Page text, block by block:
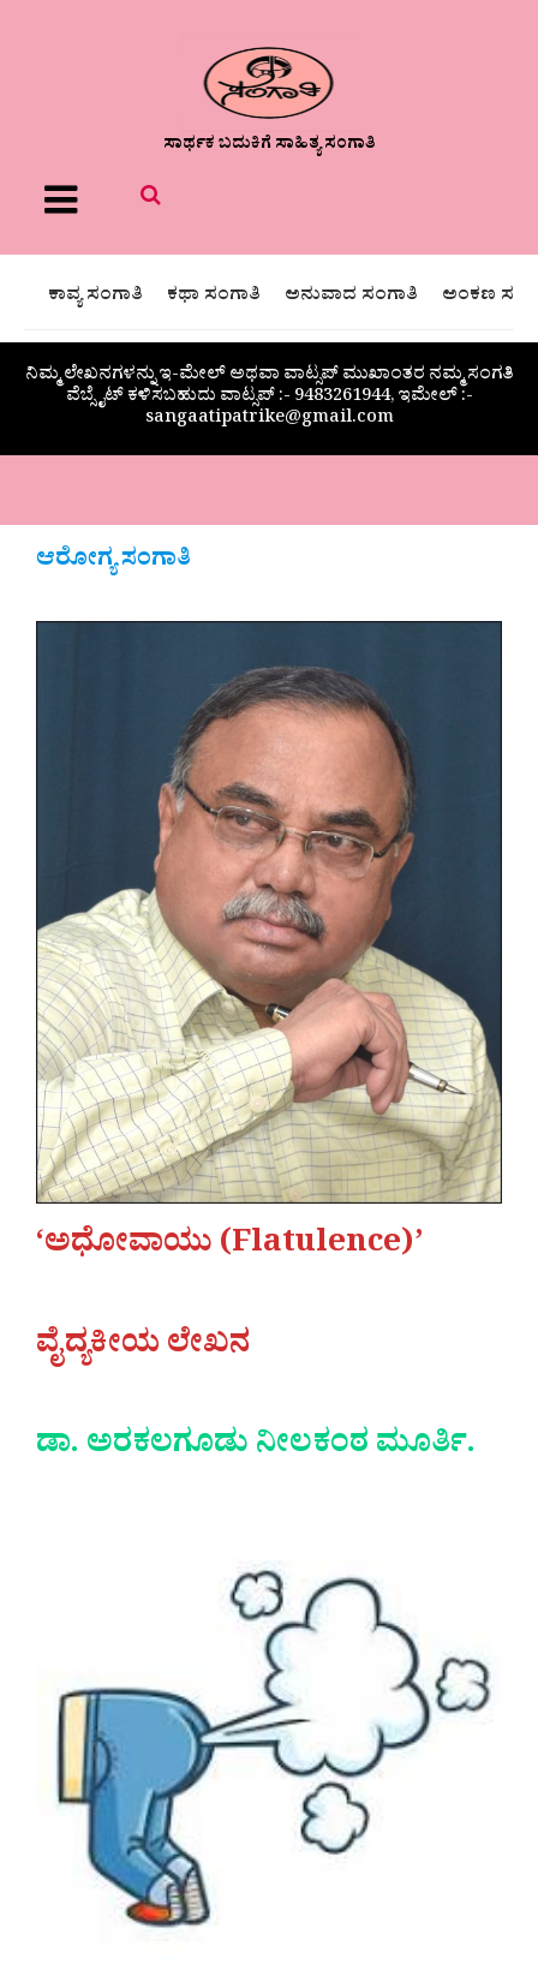
ಸಾರ್ಥಕ ಬದುಕಿಗೆ ಸಾಹಿತ್ಯ ಸಂಗಾತಿ
Menu
ಕಾವ್ಯ ಸಂಗಾತಿ ಕಥಾ ಸಂಗಾತಿ ಅನುವಾದ ಸಂಗಾತಿ ಅಂಕಣ
ನಿಮ್ಮ ಲೇಖನಗಳನ್ನು ಇ-ಮೇಲ್ ಅಥವಾ ವಾಟ್ಸಪ್ ಮುಖಾಂತರ ನಮ್ಮ ಸಂಗತಿ
ವೆಬ್ಸೈಟ್ ಕಳಿಸಬಹುದು ವಾಟ್ಸಪ್‌ :- 9483261944, ಇಮೇಲ್ :-
sangaatipatrike@gmail.com
ಆರೋಗ್ಯ ಸಂಗಾತಿ
‘ಅಧೋವಾಯು (Flatulence)’
ವೈದ್ಯಕೀಯ ಲೇಖನ
ಡಾ. ಅರಕಲಗೂಡು ನೀಲಕಂಠ ಮೂರ್ತಿ.